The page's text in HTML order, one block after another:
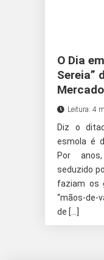
O Dia
Sereia”
Mercado
Leitura: 4
Diz o
esmola é
Por
seduzido
faziam os
“mãos-de-
de […]